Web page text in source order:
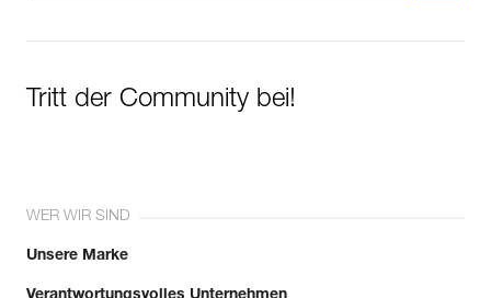
Tritt der Community bei!
WER WIR SIND
Unsere Marke